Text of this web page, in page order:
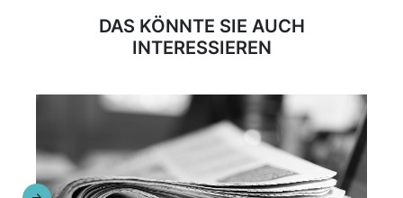
DAS KÖNNTE SIE AUCH
INTERESSIEREN